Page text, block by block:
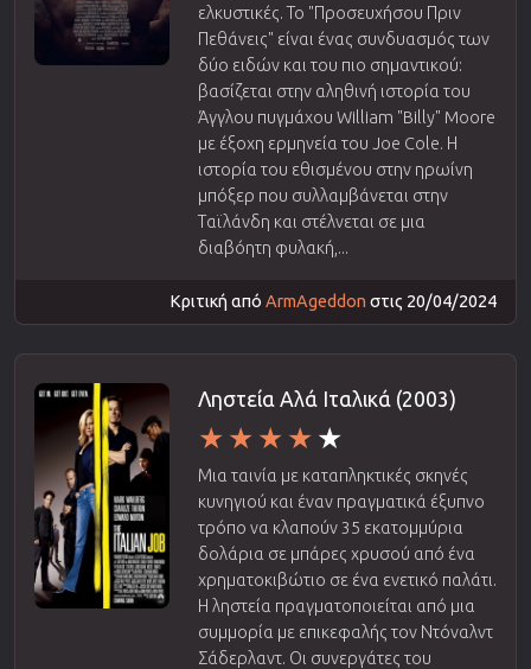
ελκυστικές. Το "Προσευχήσου Πριν
Πεθάνεις" είναι ένας συνδυασμός των
δύο ειδών και του πιο σημαντικού:
βασίζεται στην αληθινή ιστορία του
Άγγλου πυγμάχου William "Billy" Moore
με έξοχη ερμηνεία του Joe Cole. Η
ιστορία του εθισμένου στην ηρωίνη
μπόξερ που συλλαμβάνεται στην
Ταϊλάνδη και στέλνεται σε μια
διαβόητη φυλακή,...
Κριτική από ArmAgeddon στις 20/04/2024
Ληστεία Αλά Ιταλικά (2003)
Μια ταινία με καταπληκτικές σκηνές
κυνηγιού και έναν πραγματικά έξυπνο
τρόπο να κλαπούν 35 εκατομμύρια
δολάρια σε μπάρες χρυσού από ένα
χρηματοκιβώτιο σε ένα ενετικό παλάτι.
Η ληστεία πραγματοποιείται από μια
συμμορία με επικεφαλής τον Ντόναλντ
Σάδερλαντ. Οι συνεργάτες του